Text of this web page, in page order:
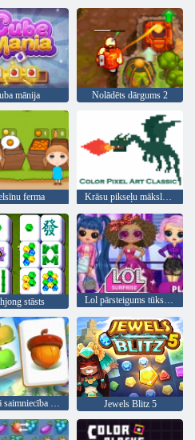
mānija Nolādēts dārgums 2
ferma Krāsu pikseļu mākslas klasika
stāsts Lol pārsteigums tūkstošgades
Laimīgā saimniecība Raža Jewels Blitz 5